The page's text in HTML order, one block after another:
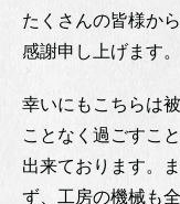
たくさんの皆様か
感謝申し上げます。
幸いにもこちらは
ことなく過ごすこ
出来ております。
ず、工房の機械も